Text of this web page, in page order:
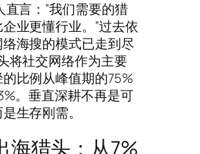
直言：”我们需要的猎
业更懂行业。”过去依
海搜的模式已走到尽
将社交网络作为主要
比例从峰值期的75%
。垂直深耕不再是可
生存刚需。
猎头：从7%